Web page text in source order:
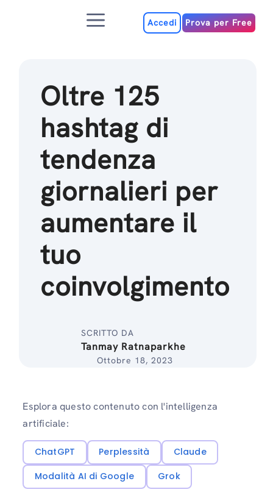
MenuAccedi Prova per Free
Oltre 125
hashtag di
tendenza
giornalieri per
aumentare il
tuo
coinvolgimento
SCRITTO DA
Tanmay Ratnaparkhe
Ottobre 18, 2023
Esplora questo contenuto con l'intelligenza
artificiale:
ChatGPT Perplessità
Claude
Modalità AI di Google
Grok